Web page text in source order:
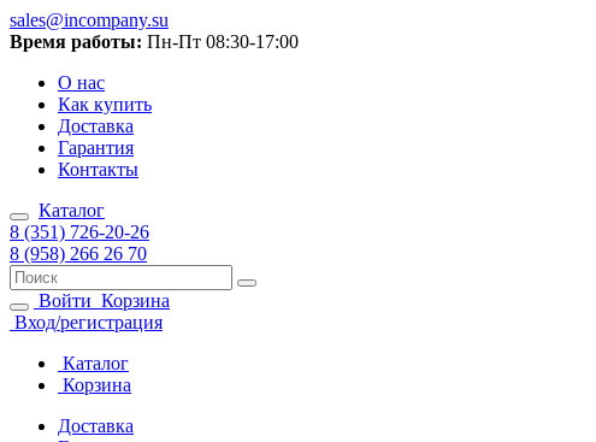
sales@incompany.su
Время работы: Пн-Пт 08:30-17:00
О нас
Как купить
Доставка
Гарантия
Контакты
Каталог
8 (351) 726-20-26
8 (958) 266 26 70
Войти Корзина
Вход/регистрация
Каталог
Корзина
Доставка